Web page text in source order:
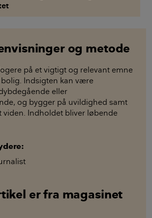
og metode
på et vigtigt og relevant emne
Indsigten kan være
eller
og bygger på uvildighed samt
viden. Indholdet bliver løbende
er fra magasinet